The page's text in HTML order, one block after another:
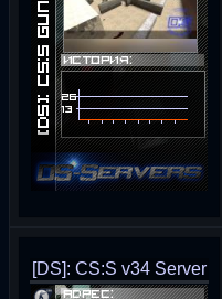
[DS]: CS:S v34 Server